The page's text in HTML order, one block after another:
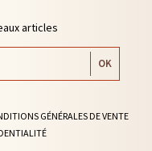
articles
GÉNÉRALES DE VENTE